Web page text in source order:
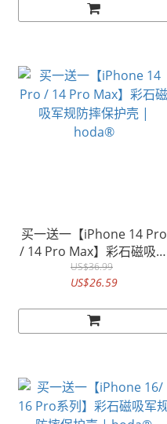
买一送一【iPhone 14 Pro
/ 14 Pro Max】彩石磁吸军
规防摔保护壳 | hoda®
US$36.99
US$26.59